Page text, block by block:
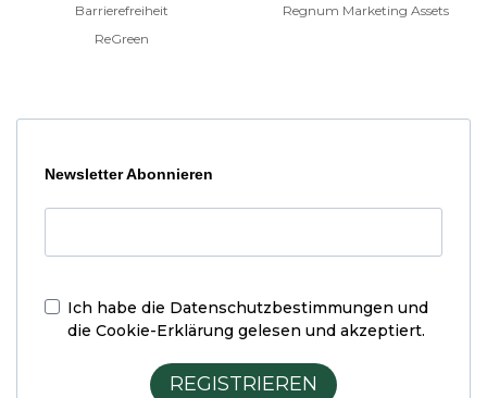
Barrierefreiheit
ReGreen
Regnum Marketing Assets
Newsletter Abonnieren
Ich habe die Datenschutzbestimmungen und
die Cookie-Erklärung gelesen und akzeptiert.
REGISTRIEREN